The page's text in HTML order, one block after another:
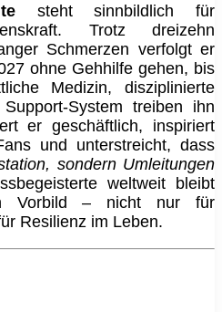
steht sinnbildlich für
Trotz dreizehn
Schmerzen verfolgt er
ohne Gehhilfe gehen, bis
Medizin, disziplinierte
treiben ihn
er geschäftlich, inspiriert
und unterstreicht, dass
sondern Umleitungen
weltweit bleibt
Vorbild – nicht nur für
Resilienz im Leben.